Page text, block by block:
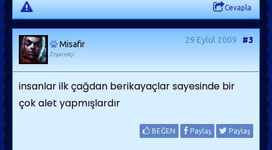
Cevapla
Misafir
Ziyaretçi
29 Eylül 2009 #3
insanlar ilk çağdan berikayaçlar sayesinde bir
çok alet yapmışlardır
BEĞEN Paylaş Paylaş